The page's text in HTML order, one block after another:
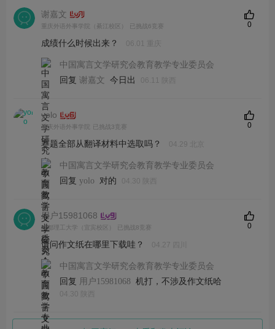
谢嘉文
重庆外语外事学院（綦江校区） 已挑战6竞赛
06.01 重庆
0
中国寓言文学研究会教育教学专业委员会
回复 谢嘉文 今日出 06.11 陕西
yolo
重庆外语外事学院 已挑战3竞赛
04.29 北京
0
中国寓言文学研究会教育教学专业委员会
回复 yolo 对的 04.30 陕西
用户15981068
成都理工大学（宜宾校区） 已挑战8竞赛
04.27 四川
0
中国寓言文学研究会教育教学专业委员会
回复 用户15981068 机打，不涉及作文纸哈
04.30 陕西